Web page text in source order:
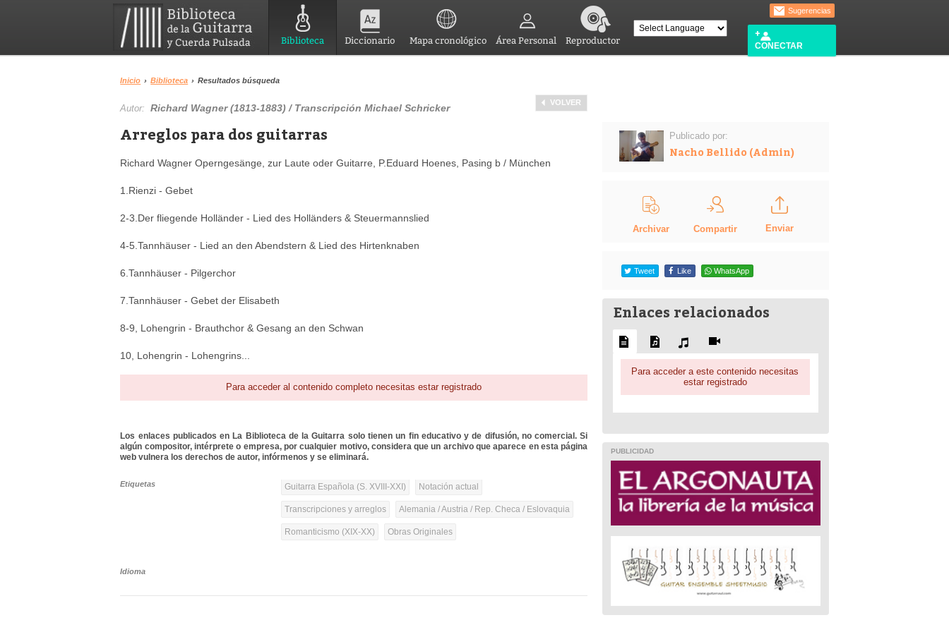
Biblioteca Diccionario Mapa cronológico Área Personal Reproductor
Sugerencias
CONECTAR
Inicio › Biblioteca › Resultados búsqueda
VOLVER
Autor:Richard Wagner (1813-1883) / Transcripción Michael Schricker
Arreglos para dos guitarras
Richard Wagner Operngesänge, zur Laute oder Guitarre, P.Eduard Hoenes, Pasing b / München
1.Rienzi - Gebet
2-3.Der fliegende Holländer - Lied des Holländers & Steuermannslied
4-5.Tannhäuser - Lied an den Abendstern & Lied des Hirtenknaben
6.Tannhäuser - Pilgerchor
7.Tannhäuser - Gebet der Elisabeth
8-9, Lohengrin - Brauthchor & Gesang an den Schwan
10, Lohengrin - Lohengrins...
Para acceder al contenido completo necesitas estar registrado
Los enlaces publicados en La Biblioteca de la Guitarra solo tienen un fin educativo y de difusión, no comercial. Si
algún compositor, intérprete o empresa, por cualquier motivo, considera que un archivo que aparece en esta página
web vulnera los derechos de autor, infórmenos y se eliminará.
Etiquetas Guitarra Española (S. XVIII-XXI) Notación actual
Transcripciones y arreglos Alemania / Austria / Rep. Checa / Eslovaquia
Romanticismo (XIX-XX) Obras Originales
Idioma
Publicado por:
Nacho Bellido (Admin)
Archivar Compartir Enviar
Tweet Like WhatsApp
Enlaces relacionados
Para acceder a este contenido necesitas
estar registrado
PUBLICIDAD